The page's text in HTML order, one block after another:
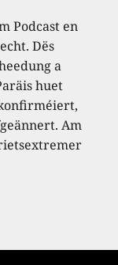
Podcast en
Dës
a
huet
Am